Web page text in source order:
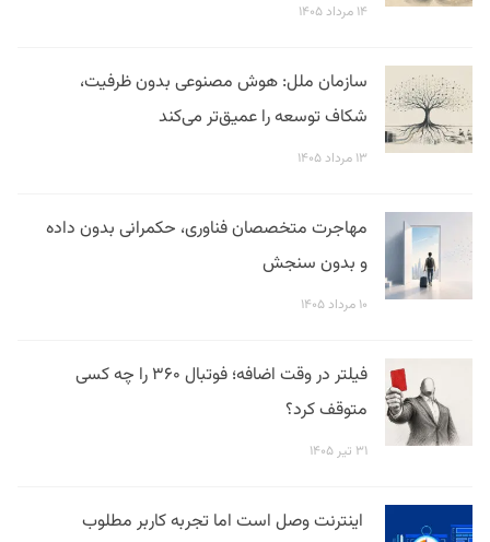
۱۴ مرداد ۱۴۰۵
سازمان ملل: هوش مصنوعی بدون ظرفیت،
شکاف توسعه را عمیق‌تر می‌کند
۱۳ مرداد ۱۴۰۵
مهاجرت متخصصان فناوری، حکمرانی بدون داده
و بدون سنجش
۱۰ مرداد ۱۴۰۵
فیلتر در وقت اضافه؛ فوتبال ۳۶۰ را چه کسی
متوقف کرد؟
۳۱ تیر ۱۴۰۵
اینترنت وصل است اما تجربه کاربر مطلوب